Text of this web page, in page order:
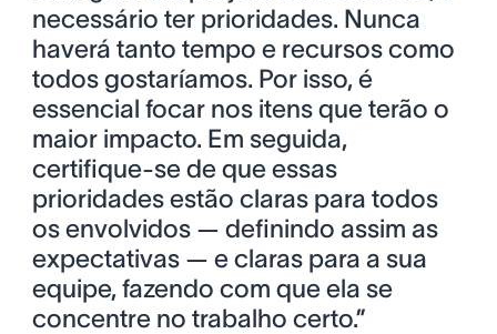
necessário ter prioridades. Nunca
haverá tanto tempo e recursos como
todos gostaríamos. Por isso, é
essencial focar nos itens que terão o
maior impacto. Em seguida,
certifique-se de que essas
prioridades estão claras para todos
os envolvidos — definindo assim as
expectativas — e claras para a sua
equipe, fazendo com que ela se
concentre no trabalho certo.”